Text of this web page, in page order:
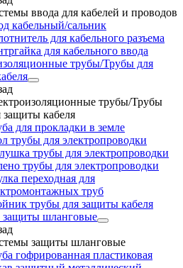
ввода для кабелей и проводов
кабельный/сальник
для кабельного разъема
для кабельного ввода
трубы/Трубы для
трубы/Трубы
защиты кабеля
для прокладки в земле
трубы для электропроводки
трубы для электропроводки
трубы для электропроводки
переходная для
труб
трубы для защиты кабеля
шланговые
защиты шланговые
гофрированная пластиковая